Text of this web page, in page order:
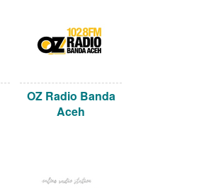
OZ Radio Banda
Aceh